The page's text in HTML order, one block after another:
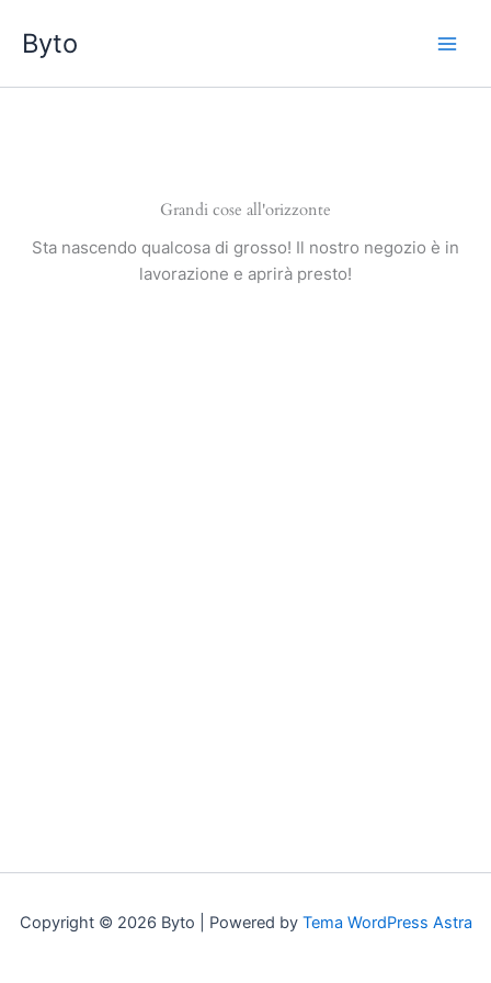
contenuto
Byto
Grandi cose all'orizzonte
Sta nascendo qualcosa di grosso! Il nostro negozio è in
lavorazione e aprirà presto!
Copyright © 2026 Byto | Powered by Tema WordPress Astra